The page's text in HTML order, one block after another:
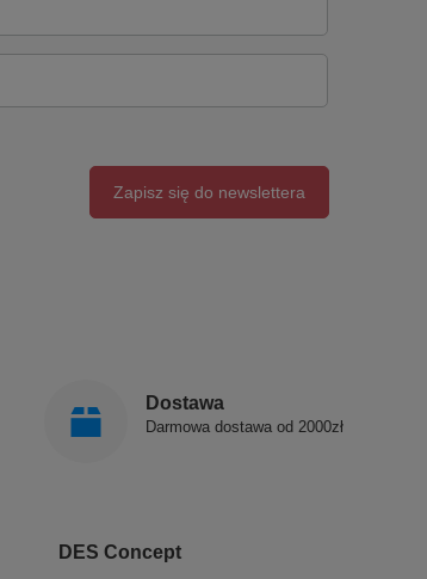
Zapisz się do newslettera
Dostawa
Darmowa dostawa od 2000zł
DES Concept